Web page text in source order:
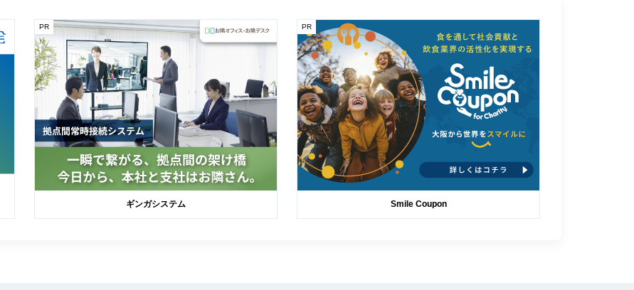
PR
ギンガシステム
PR
Smile Coupon